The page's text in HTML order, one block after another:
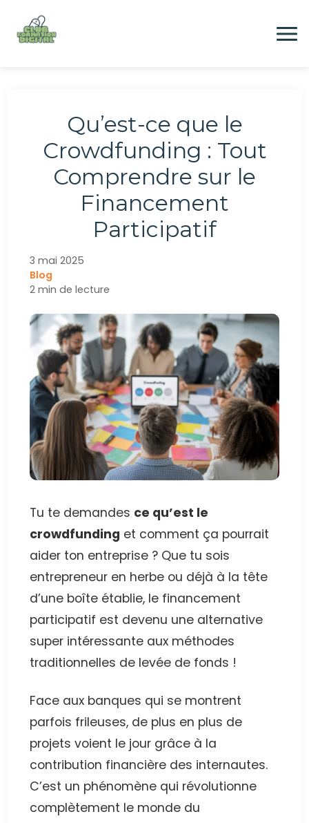
contenu
Emploi
CONTACTEZ-NOUS
Qu’est-ce que le
Crowdfunding : Tout
Comprendre sur le
Financement
Participatif
3 mai 2025
Blog
2 min de lecture
Tu te demandes ce qu’est le
crowdfunding et comment ça pourrait
aider ton entreprise ? Que tu sois
entrepreneur en herbe ou déjà à la tête
d’une boîte établie, le financement
participatif est devenu une alternative
super intéressante aux méthodes
traditionnelles de levée de fonds !
Face aux banques qui se montrent
parfois frileuses, de plus en plus de
projets voient le jour grâce à la
contribution financière des internautes.
C’est un phénomène qui révolutionne
complètement le monde du